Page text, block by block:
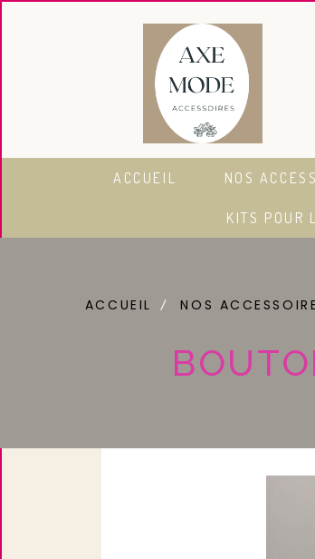
ACCUEIL NOS
KITS POUR
ACCUEIL NOS
Panneau de gestion des cookies